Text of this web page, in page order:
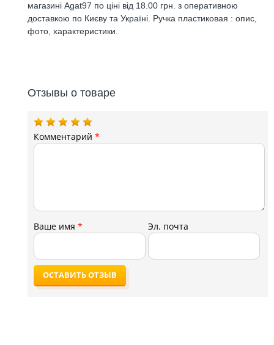
магазині Agat97 по ціні від 18.00 грн. з оперативною
доставкою по Києву та Україні. Ручка пластиковая : опис,
фото, характеристики.
Отзывы о товаре
Комментарий*
Ваше имя* Эл. почта
ОСТАВИТЬ ОТЗЫВ